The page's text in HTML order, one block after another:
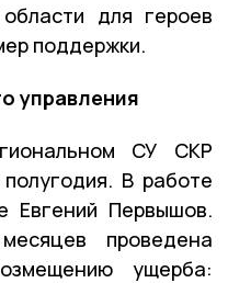
для героев
поддержки.
управления
СУ СКР
В работе
Евгений Первышов.
проведена
ущерба: